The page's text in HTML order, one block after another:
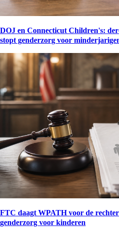
DOJ en Connecticut Children's:
stopt genderzorg voor
FTC daagt WPATH voor de
genderzorg voor kinderen